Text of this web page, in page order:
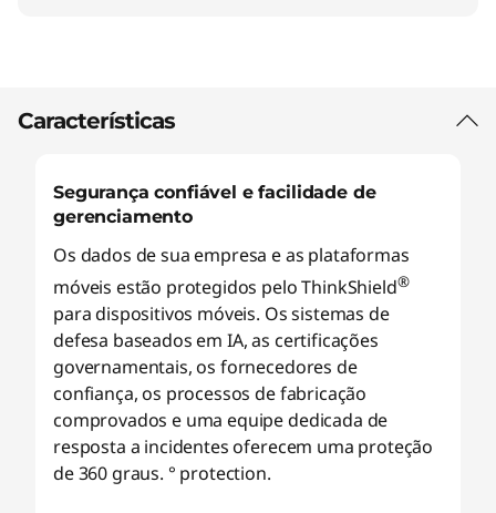
Características
Segurança confiável e facilidade de
gerenciamento
Os dados de sua empresa e as plataformas
móveis estão protegidos pelo ThinkShield®
para dispositivos móveis. Os sistemas de
defesa baseados em IA, as certificações
governamentais, os fornecedores de
confiança, os processos de fabricação
comprovados e uma equipe dedicada de
resposta a incidentes oferecem uma proteção
de 360 graus. ° protection.